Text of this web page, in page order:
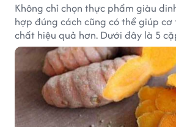
Không chỉ chọn thực phẩm giàu
hợp đúng cách cũng có thể giúp
chất hiệu quả hơn. Dưới đây là 5
ăn cùng nhau để tối ưu giá trị dinh